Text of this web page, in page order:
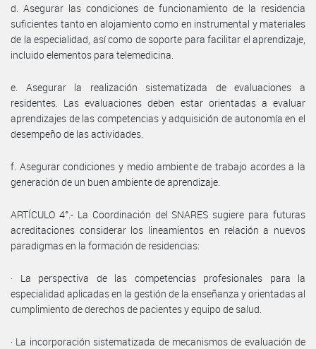
d. Asegurar las condiciones de funcionamiento de la residencia
suficientes tanto en alojamiento como en instrumental y materiales
de la especialidad, así como de soporte para facilitar el aprendizaje,
incluido elementos para telemedicina.
e. Asegurar la realización sistematizada de evaluaciones a
residentes. Las evaluaciones deben estar orientadas a evaluar
aprendizajes de las competencias y adquisición de autonomía en el
desempeño de las actividades.
f. Asegurar condiciones y medio ambiente de trabajo acordes a la
generación de un buen ambiente de aprendizaje.
ARTÍCULO 4°.- La Coordinación del SNARES sugiere para futuras
acreditaciones considerar los lineamientos en relación a nuevos
paradigmas en la formación de residencias:
· La perspectiva de las competencias profesionales para la
especialidad aplicadas en la gestión de la enseñanza y orientadas al
cumplimiento de derechos de pacientes y equipo de salud.
· La incorporación sistematizada de mecanismos de evaluación de